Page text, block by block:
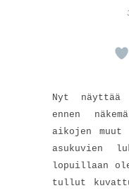
Nyt näyttää
ennen
aikojen
asukuvien
lopuillaan
tullut